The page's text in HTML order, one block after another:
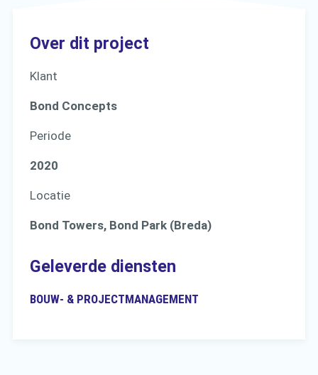
Over dit project
Klant
Bond Concepts
Periode
2020
Locatie
Bond Towers, Bond Park (Breda)
Geleverde diensten
BOUW- & PROJECTMANAGEMENT